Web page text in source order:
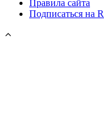
Правила сайта
Подписаться на